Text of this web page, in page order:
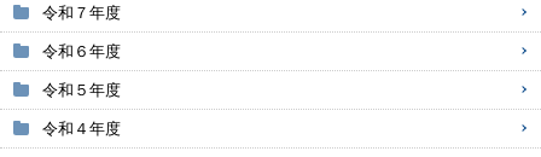
令和７年度
令和６年度
令和５年度
令和４年度